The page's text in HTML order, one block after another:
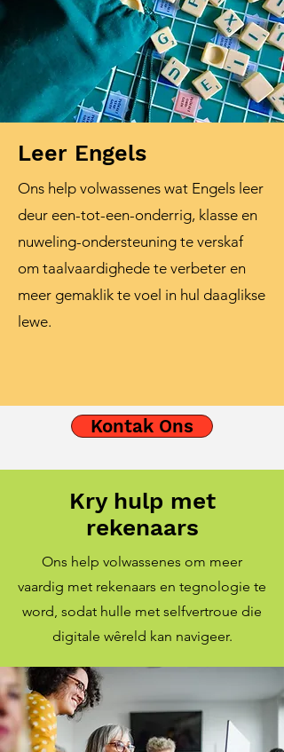
Leer Engels
Ons help volwassenes wat Engels leer
deur een-tot-een-onderrig, klasse en
nuweling-ondersteuning te verskaf
om taalvaardighede te verbeter en
meer gemaklik te voel in hul daaglikse
lewe.
Kontak Ons
Kry hulp met
rekenaars
Ons help volwassenes om meer
vaardig met rekenaars en tegnologie te
word, sodat hulle met selfvertroue die
digitale wêreld kan navigeer.